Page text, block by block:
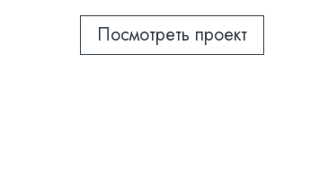
Посмотреть проект